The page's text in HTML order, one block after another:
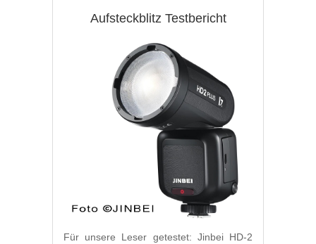
Aufsteckblitz Testbericht
Für unsere Leser getestet: Jinbei HD-2